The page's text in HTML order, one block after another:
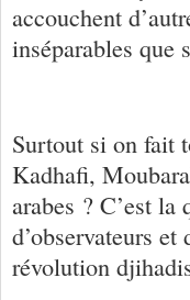
accouchent
inséparables que
Surtout si on fait
Kadhafi,
arabes ? C’est la
d’observateurs
révolution